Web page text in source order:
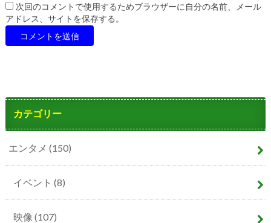
次回のコメントで使用するためブラウザーに自分の名前、メール
アドレス、サイトを保存する。
カテゴリー
エンタメ (150)
イベント (8)
映像 (107)